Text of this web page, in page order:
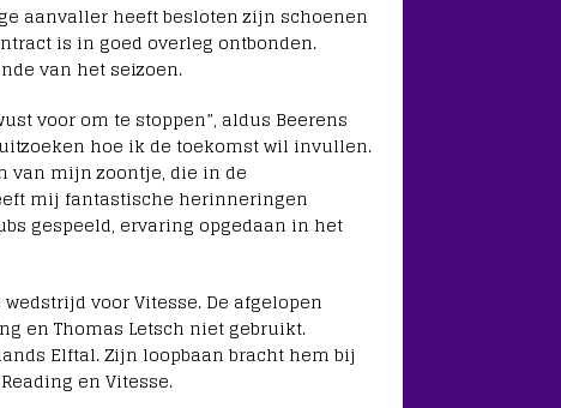
aanvaller heeft besloten zijn schoenen
is in goed overleg ontbonden.
van het seizoen.
voor om te stoppen”, aldus Beerens
hoe ik de toekomst wil invullen.
van mijn zoontje, die in de
mij fantastische herinneringen
gespeeld, ervaring opgedaan in het
voor Vitesse. De afgelopen
en Thomas Letsch niet gebruikt.
Elftal. Zijn loopbaan bracht hem bij
Reading en Vitesse.